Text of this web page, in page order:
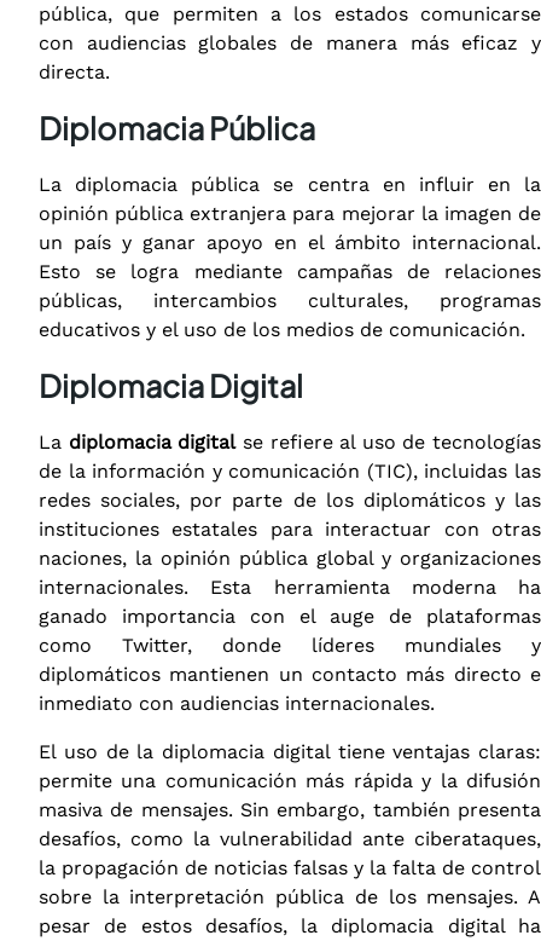
pública, que permiten a los estados comunicarse
con audiencias globales de manera más eficaz y
directa.
Diplomacia Pública
La diplomacia pública se centra en influir en la
opinión pública extranjera para mejorar la imagen de
un país y ganar apoyo en el ámbito internacional.
Esto se logra mediante campañas de relaciones
públicas, intercambios culturales, programas
educativos y el uso de los medios de comunicación.
Diplomacia Digital
La diplomacia digitalse refiere al uso de tecnologías
de la información y comunicación (TIC), incluidas las
redes sociales, por parte de los diplomáticos y las
instituciones estatales para interactuar con otras
naciones, la opinión pública global y organizaciones
internacionales. Esta herramienta moderna ha
ganado importancia con el auge de plataformas
como Twitter, donde líderes mundiales y
diplomáticos mantienen un contacto más directo e
inmediato con audiencias internacionales.
El uso de la diplomacia digital tiene ventajas claras:
permite una comunicación más rápida y la difusión
masiva de mensajes. Sin embargo, también presenta
desafíos, como la vulnerabilidad ante ciberataques,
la propagación de noticias falsas y la falta de control
sobre la interpretación pública de los mensajes. A
pesar de estos desafíos, la diplomacia digital ha